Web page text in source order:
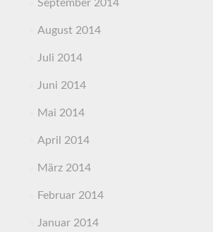
September 2014
August 2014
Juli 2014
Juni 2014
Mai 2014
April 2014
März 2014
Februar 2014
Januar 2014